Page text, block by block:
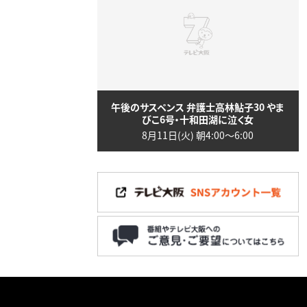
午後のサスペンス 弁護士高林鮎子30 やま
びこ6号・十和田湖に泣く女
8月11日(火) 朝4:00〜6:00